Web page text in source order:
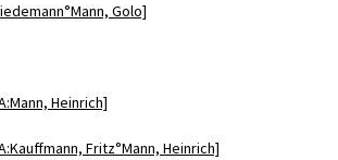
Golo]
Heinrich]
Fritz°Mann, Heinrich]